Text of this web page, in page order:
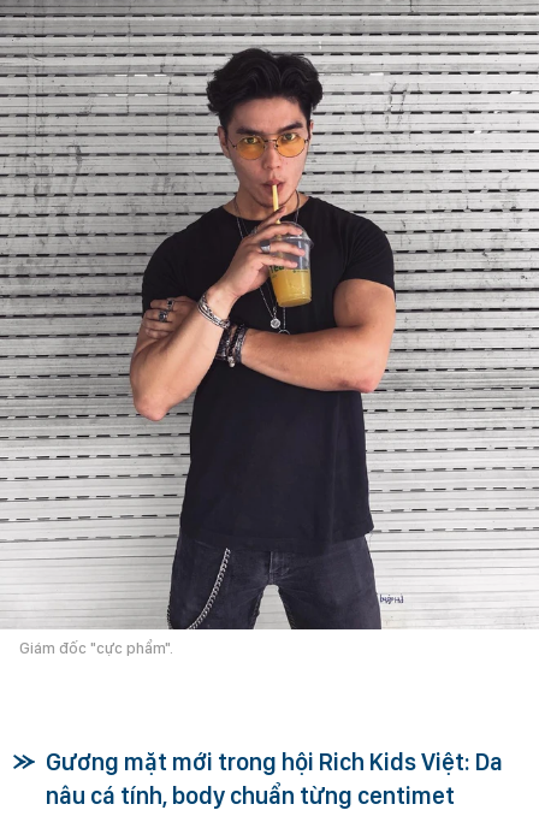
Giám đốc "cực phẩm".
Gương mặt mới trong hội Rich Kids Việt: Da
nâu cá tính, body chuẩn từng centimet